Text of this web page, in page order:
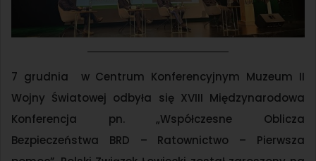
7 grudnia w Centrum Konferencyjnym Muzeum II
Wojny Światowej odbyła się XVIII Międzynarodowa
Konferencja pn. „Współczesne Oblicza
Bezpieczeństwa BRD – Ratownictwo – Pierwsza